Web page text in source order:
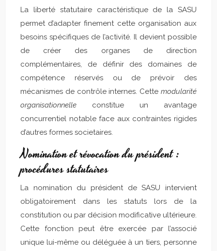
La liberté statutaire caractéristique de la SASU
permet d’adapter finement cette organisation aux
besoins spécifiques de l’activité. Il devient possible
de créer des organes de direction
complémentaires, de définir des domaines de
compétence réservés ou de prévoir des
mécanismes de contrôle internes. Cette modularité
organisationnelle constitue un avantage
concurrentiel notable face aux contraintes rigides
d’autres formes societaires.
Nomination et révocation du président :
procédures statutaires
La nomination du président de SASU intervient
obligatoirement dans les statuts lors de la
constitution ou par décision modificative ultérieure.
Cette fonction peut être exercée par l’associé
unique lui-même ou déléguée à un tiers, personne